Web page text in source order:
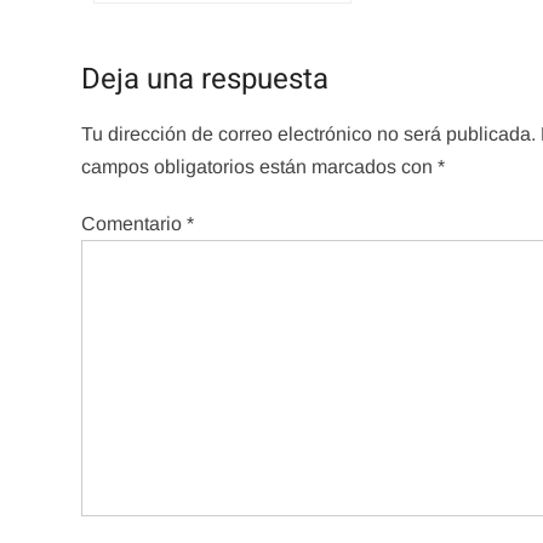
entradas
Deja una respuesta
Tu dirección de correo electrónico no será publicada.
campos obligatorios están marcados con*
Comentario*